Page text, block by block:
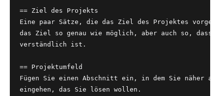
== Ziel des Projekts
Eine paar Sätze, die das Ziel des Projektes
das Ziel so genau wie möglich, aber auch so, dass
verständlich ist.
== Projektumfeld
Fügen Sie einen Abschnitt ein, in dem Sie näher
eingehen, das Sie lösen wollen.